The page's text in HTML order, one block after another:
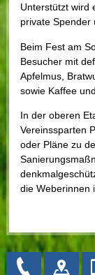
Unterstützt wird
private Spender
Beim Fest am
Besucher mit
Apfelmus,
sowie Kaffee
In der oberen
Vereinssparten
oder Pläne zu
die Weberinnen